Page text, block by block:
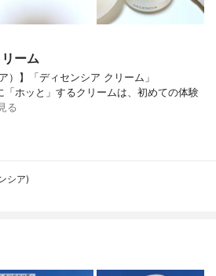
ーム
）】「ディセンシア クリーム」
ホッと」するクリームは、初めての体験
る
シア)